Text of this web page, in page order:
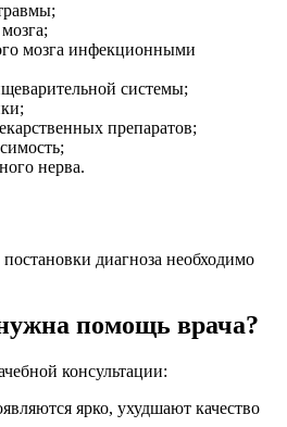
мозга инфекционными
системы;
препаратов;
нерва.
диагноза необходимо
помощь врача?
консультации:
ярко, ухудшают качество